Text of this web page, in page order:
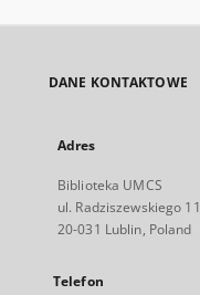
DANE KONTAKTOWE
Adres
Biblioteka UMCS
ul. Radziszewskiego 11
20-031 Lublin, Poland
Telefon